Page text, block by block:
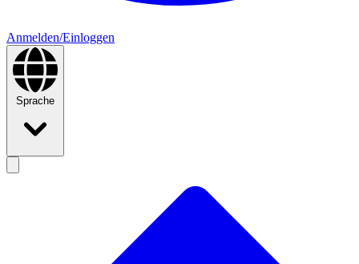
Anmelden/Einloggen
Sprache